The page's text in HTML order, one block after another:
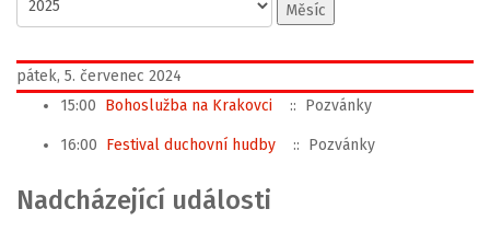
Měsíc
pátek, 5. červenec 2024
15:00 Bohoslužba na Krakovci :: Pozvánky
16:00 Festival duchovní hudby :: Pozvánky
Nadcházející události